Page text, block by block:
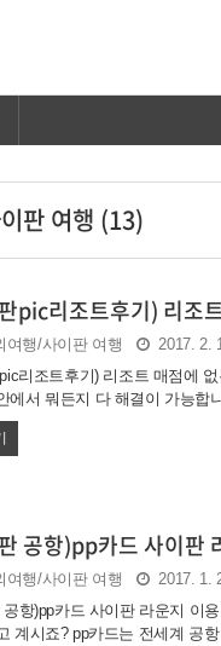
판 여행 (13)
pic리조트후기) 리조
여행/사이판 여행
2017. 2.
리조트후기) 리조트 매점에
에서 뭐든지 다 해결이 가능합
판은 밖에 나가봤자 크게 할
좋습니다. 리조트에서 밥먹고
키지.. 사이판 패키지입니다.
은 이게 얼마나 좋은지 아실겁
까? 하시는 분들은 리조트 매
공항)pp카드 사이판
여행/사이판 여행
2017. 1.
항)pp카드 사이판 라운지 이
계시죠? pp카드는 전세계 공